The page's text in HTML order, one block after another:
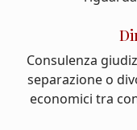
Consulenza
separazione o
economici tra